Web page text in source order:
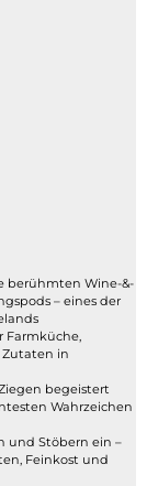
berühmten Wine-&-
– eines der
Farmküche,
in
begeistert
Wahrzeichen
und Stöbern ein –
Feinkost und